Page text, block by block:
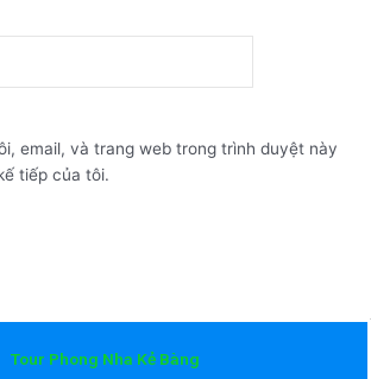
email, và trang web trong trình duyệt này
tiếp của tôi.
Tour Phong Nha Kẻ Bàng